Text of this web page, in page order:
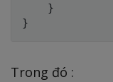
}
}
Trong đó :